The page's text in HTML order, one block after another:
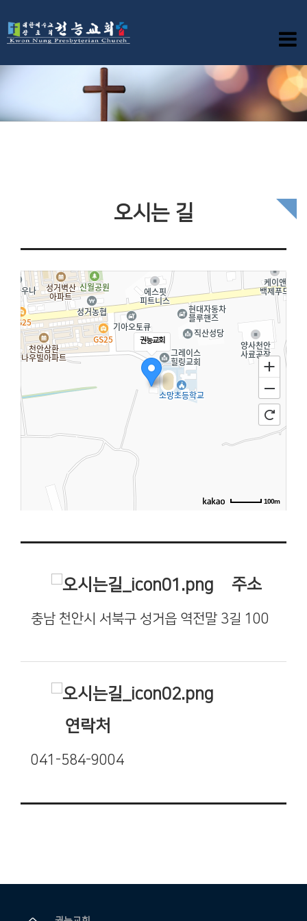
오시는 길
권능교회
100m
주소
충남 천안시 서북구 성거읍 역전말 3길 100
연락처
041-584-9004